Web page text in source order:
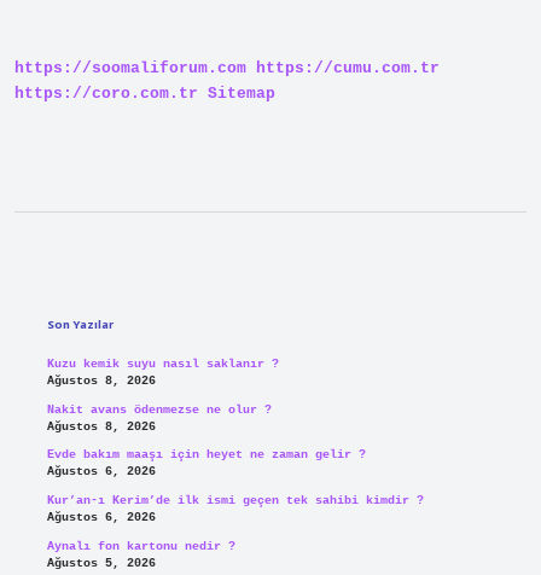
?
https://soomaliforum.com https://cumu.com.tr
https://coro.com.tr Sitemap
Son Yazılar
Kuzu kemik suyu nasıl saklanır ?
Ağustos 8, 2026
Nakit avans ödenmezse ne olur ?
Ağustos 8, 2026
Evde bakım maaşı için heyet ne zaman gelir ?
Ağustos 6, 2026
Kur’an-ı Kerim’de ilk ismi geçen tek sahibi kimdir ?
Ağustos 6, 2026
Aynalı fon kartonu nedir ?
Ağustos 5, 2026